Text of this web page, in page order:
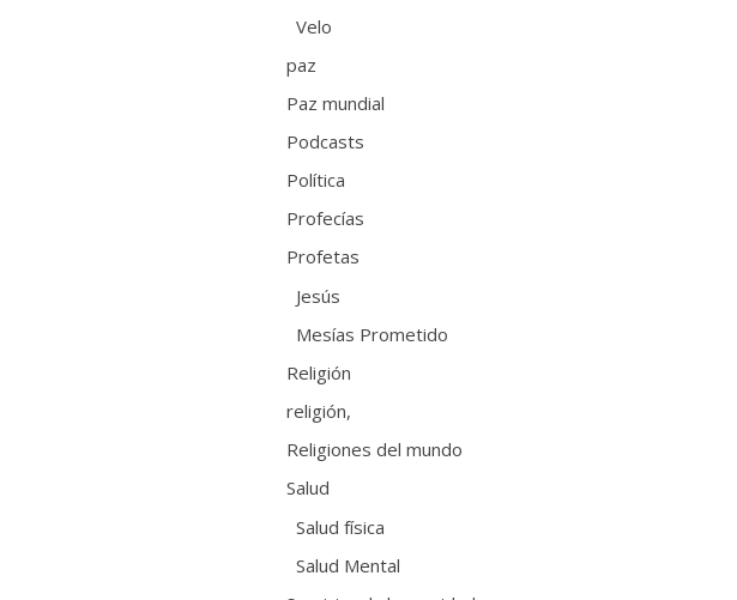
Velo
paz
Paz mundial
Podcasts
Política
Profecías
Profetas
Jesús
Mesías Prometido
Religión
religión,
Religiones del mundo
Salud
Salud física
Salud Mental